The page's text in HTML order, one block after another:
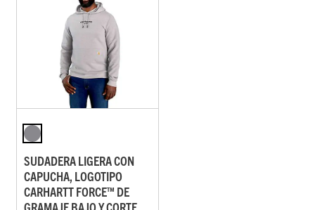
SUDADERA LIGERA CON
CAPUCHA, LOGOTIPO
CARHARTT FORCE™ DE